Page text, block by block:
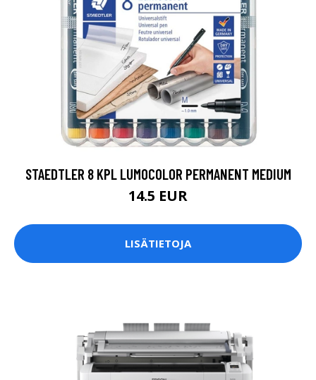
STAEDTLER 8 KPL LUMOCOLOR PERMANENT MEDIUM
14.5 EUR
LISÄTIETOJA